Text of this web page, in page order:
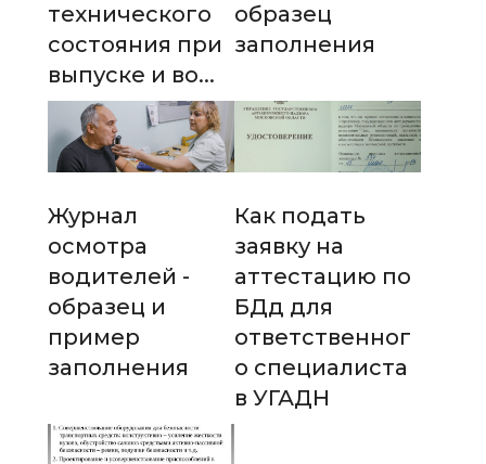
технического
состояния при
выпуске и во...
образец
заполнения
Журнал
осмотра
водителей -
образец и
пример
заполнения
Как подать
заявку на
аттестацию по
БДд для
ответственног
о специалиста
в УГАДН